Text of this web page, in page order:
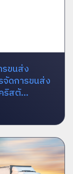
รขนส่ง
จัดการขนส่ง
ริสตั...